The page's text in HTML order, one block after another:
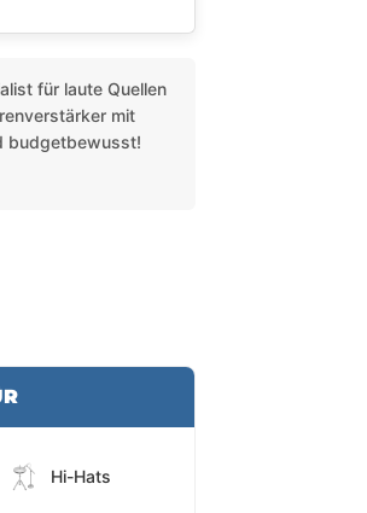
für laute Quellen
mit
budgetbewusst!
Hi-Hats